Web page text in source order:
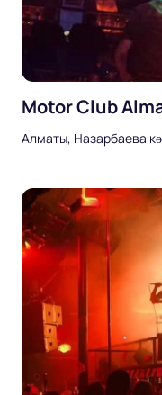
Motor Club
Алматы, Назарбаева